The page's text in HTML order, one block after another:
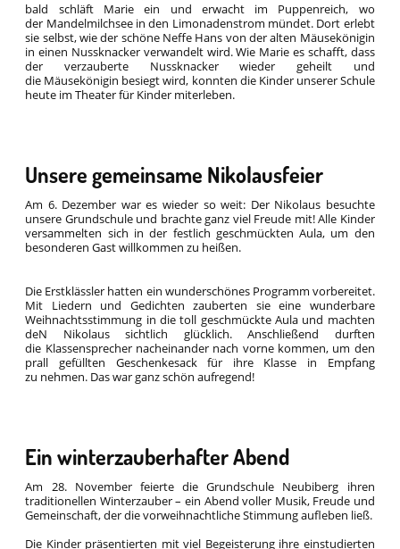
bald schläft Marie ein und erwacht im Puppenreich, wo
der Mandelmilchsee in den Limonadenstrom mündet. Dort erlebt
sie selbst, wie der schöne Neffe Hans von der alten Mäusekönigin
in einen Nussknacker verwandelt wird. Wie Marie es schafft, dass
der verzauberte Nussknacker wieder geheilt und
die Mäusekönigin besiegt wird, konnten die Kinder unserer Schule
heute im Theater für Kinder miterleben.
Unsere gemeinsame Nikolausfeier
Am 6. Dezember war es wieder so weit: Der Nikolaus besuchte
unsere Grundschule und brachte ganz viel Freude mit! Alle Kinder
versammelten sich in der festlich geschmückten Aula, um den
besonderen Gast willkommen zu heißen.
Die Erstklässler hatten ein wunderschönes Programm vorbereitet.
Mit Liedern und Gedichten zauberten sie eine wunderbare
Weihnachtsstimmung in die toll geschmückte Aula und machten
deN Nikolaus sichtlich glücklich. Anschließend durften
die Klassensprecher nacheinander nach vorne kommen, um den
prall gefüllten Geschenkesack für ihre Klasse in Empfang
zu nehmen. Das war ganz schön aufregend!
Ein winterzauberhafter Abend
Am 28. November feierte die Grundschule Neubiberg ihren
traditionellen Winterzauber – ein Abend voller Musik, Freude und
Gemeinschaft, der die vorweihnachtliche Stimmung aufleben ließ.
Die Kinder präsentierten mit viel Begeisterung ihre einstudierten